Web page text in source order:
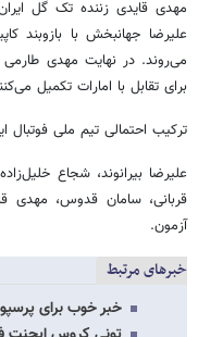
مهدی قایدی زننده تک گل
علیرضا جهانبخش با بازوبند
برای تقابل با امارات تکمیل
ترکیب احتمالی تیم ملی فوتبال
علیرضا بیرانوند، شجاع
قربانی، سامان قدوس، مهدی
آزمون.
خبرهای مرتبط
خبر خوب برای